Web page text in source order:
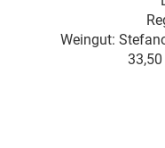
Weingut: